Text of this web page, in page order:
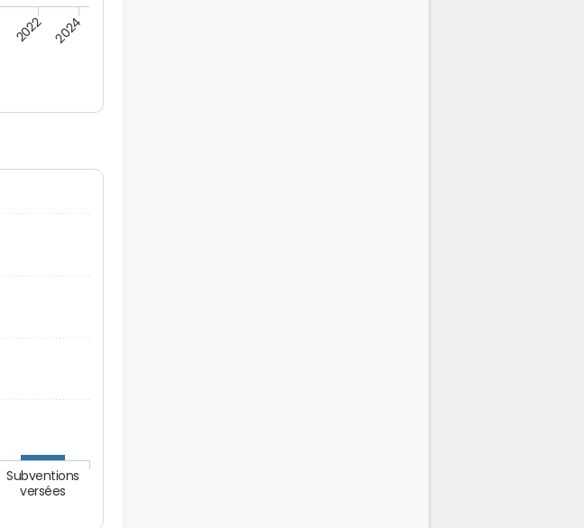
2022 2024
Subventions
versées